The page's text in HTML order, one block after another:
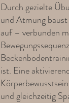
Durch gezielte
und Atmung
auf – verbunden
ist. Eine
und gleichzeitig